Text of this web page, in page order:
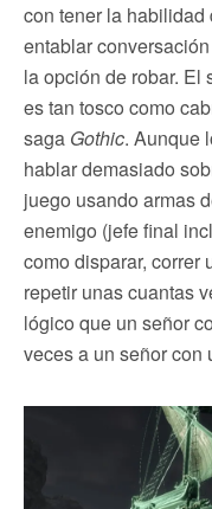
con tener la habilidad
entablar
la opción de robar. El
es tan tosco como
saga Gothic. Aunque
hablar demasiado
juego usando armas
enemigo (jefe final
como disparar, correr
repetir unas cuantas
lógico que un señor
veces a un señor con